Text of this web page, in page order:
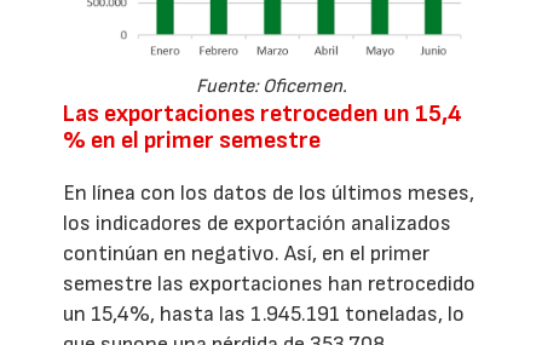
Fuente: Oficemen.
Las exportaciones retroceden un 15,4
% en el primer semestre
En línea con los datos de los últimos meses,
los indicadores de exportación analizados
continúan en negativo. Así, en el primer
semestre las exportaciones han retrocedido
un 15,4%, hasta las 1.945.191 toneladas, lo